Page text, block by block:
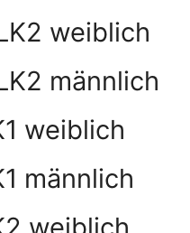
weiblich
männlich
weiblich
männlich